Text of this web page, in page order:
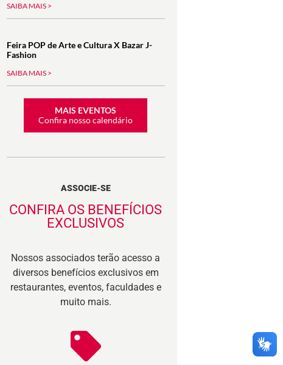
SAIBA MAIS >
Feira POP de Arte e Cultura X Bazar J-
Fashion
SAIBA MAIS >
MAIS EVENTOS
Confira nosso calendário
ASSOCIE-SE
CONFIRA OS BENEFÍCIOS
EXCLUSIVOS
Nossos associados terão acesso a
diversos benefícios exclusivos em
restaurantes, eventos, faculdades e
muito mais.